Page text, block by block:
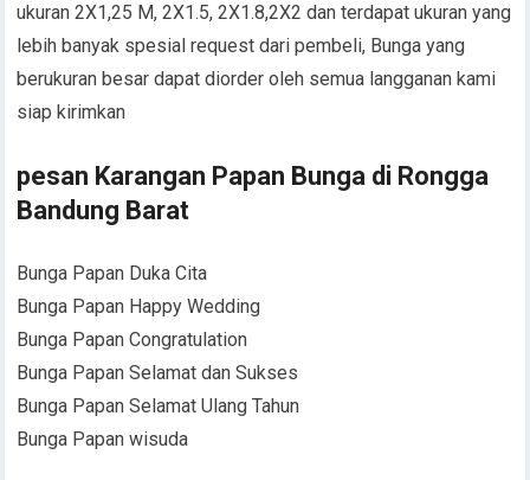
ukuran 2X1,25 M, 2X1.5, 2X1.8,2X2 dan terdapat ukuran yang
lebih banyak spesial request dari pembeli, Bunga yang
berukuran besar dapat diorder oleh semua langganan kami
siap kirimkan
pesan Karangan Papan Bunga di Rongga
Bandung Barat
Bunga Papan Duka Cita
Bunga Papan Happy Wedding
Bunga Papan Congratulation
Bunga Papan Selamat dan Sukses
Bunga Papan Selamat Ulang Tahun
Bunga Papan wisuda